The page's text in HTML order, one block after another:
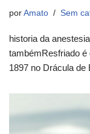
por Amato Sem
historia da
tambémResfriado é
1897 no Drácula